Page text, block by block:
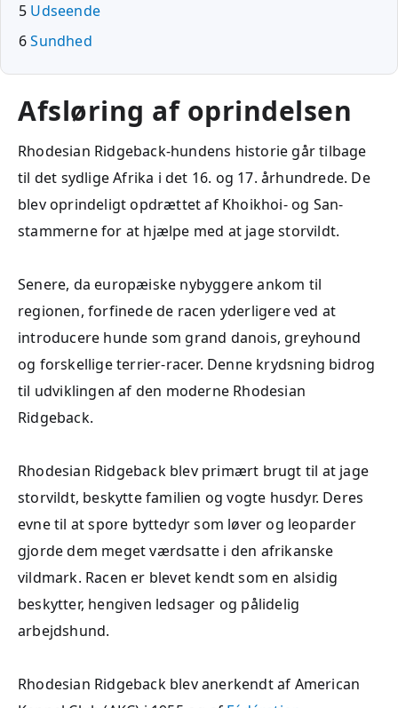
5 Udseende
6Sundhed
Afsløring af oprindelsen
Rhodesian Ridgeback-hundens historie går tilbage
til det sydlige Afrika i det 16. og 17. århundrede. De
blev oprindeligt opdrættet af Khoikhoi- og San-
stammerne for at hjælpe med at jage storvildt.
Senere, da europæiske nybyggere ankom til
regionen, forfinede de racen yderligere ved at
introducere hunde som grand danois, greyhound
og forskellige terrier-racer. Denne krydsning bidrog
til udviklingen af den moderne Rhodesian
Ridgeback.
Rhodesian Ridgeback blev primært brugt til at jage
storvildt, beskytte familien og vogte husdyr. Deres
evne til at spore byttedyr som løver og leoparder
gjorde dem meget værdsatte i den afrikanske
vildmark. Racen er blevet kendt som en alsidig
beskytter, hengiven ledsager og pålidelig
arbejdshund.
Rhodesian Ridgeback blev anerkendt af American